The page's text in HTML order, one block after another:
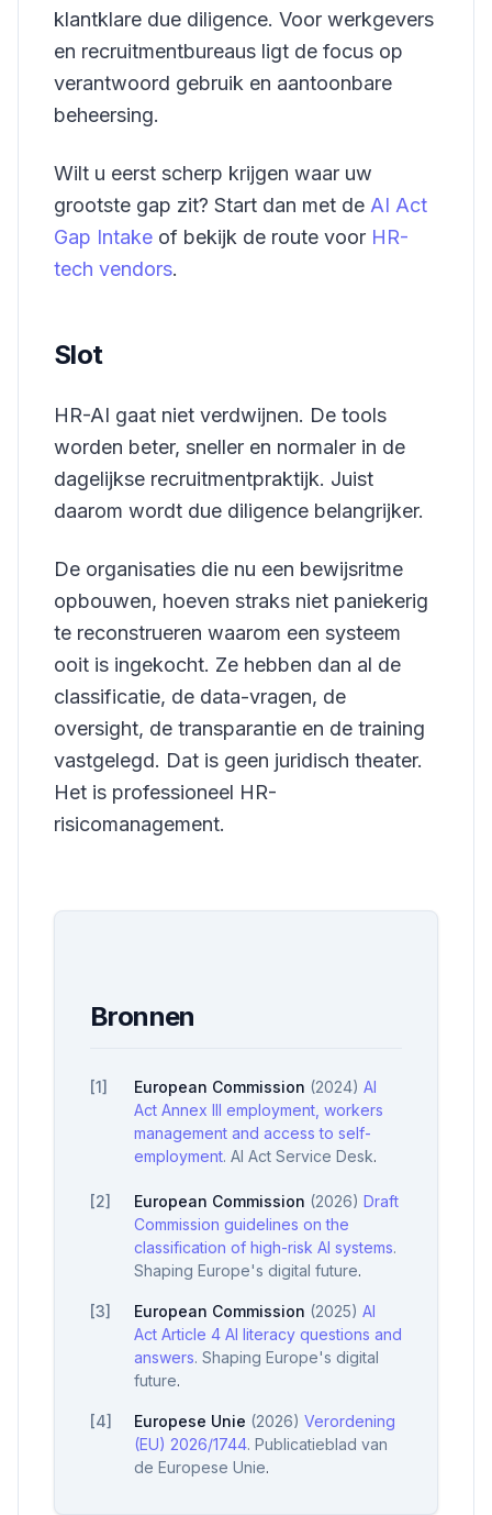
klantklare due diligence. Voor werkgevers
en recruitmentbureaus ligt de focus op
verantwoord gebruik en aantoonbare
beheersing.
Wilt u eerst scherp krijgen waar uw
grootste gap zit? Start dan met de AI Act
Gap Intake of bekijk de route voor HR-
tech vendors.
Slot
HR-AI gaat niet verdwijnen. De tools
worden beter, sneller en normaler in de
dagelijkse recruitmentpraktijk. Juist
daarom wordt due diligence belangrijker.
De organisaties die nu een bewijsritme
opbouwen, hoeven straks niet paniekerig
te reconstrueren waarom een systeem
ooit is ingekocht. Ze hebben dan al de
classificatie, de data-vragen, de
oversight, de transparantie en de training
vastgelegd. Dat is geen juridisch theater.
Het is professioneel HR-
risicomanagement.
Bronnen
[1] European Commission (2024) AI
Act Annex III employment, workers
management and access to self-
employment. AI Act Service Desk.
[2] European Commission (2026) Draft
Commission guidelines on the
classification of high-risk AI systems.
Shaping Europe's digital future.
[3] European Commission (2025) AI
Act Article 4 AI literacy questions and
answers. Shaping Europe's digital
future.
[4] Europese Unie (2026) Verordening
(EU) 2026/1744. Publicatieblad van
de Europese Unie.